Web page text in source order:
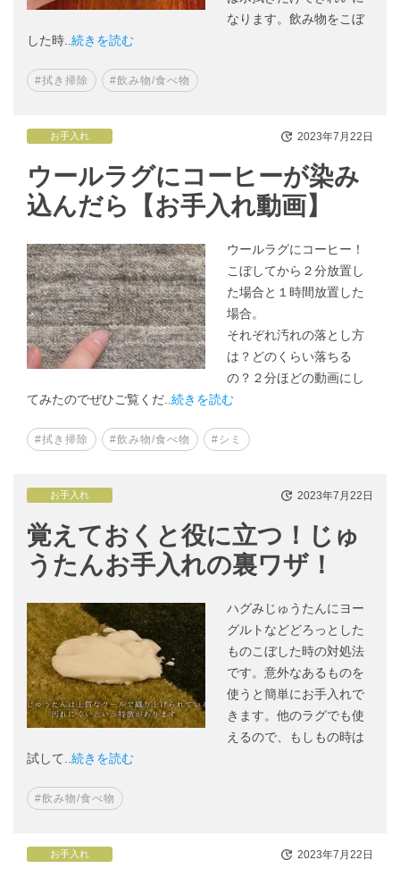
なります。飲み物をこぼ
した時.. 続きを読む
#拭き掃除 #飲み物/食べ物
ウールラグにコーヒーが染み
込んだら【お手入れ動画】
お手入れ 2023年7月22日
ウールラグにコーヒー！
こぼしてから２分放置し
た場合と１時間放置した
場合。
それぞれ汚れの落とし方
は？どのくらい落ちる
の？２分ほどの動画にし
てみたのでぜひご覧くだ.. 続きを読む
#拭き掃除 #飲み物/食べ物 #シミ
覚えておくと役に立つ！じゅ
うたんお手入れの裏ワザ！
お手入れ 2023年7月22日
ハグみじゅうたんにヨー
グルトなどどろっとした
ものこぼした時の対処法
です。意外なあるものを
使うと簡単にお手入れで
きます。他のラグでも使
えるので、もしもの時は
試して.. 続きを読む
#飲み物/食べ物
お手入れ 2023年7月22日